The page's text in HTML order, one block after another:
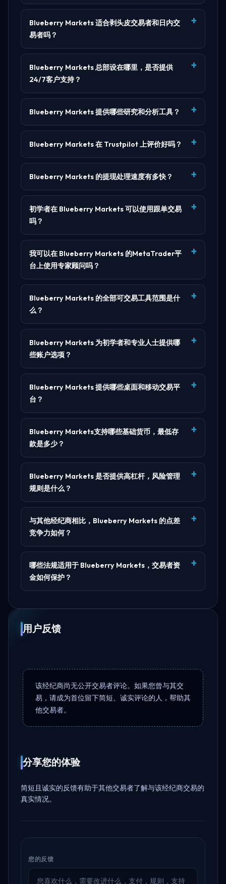
Blueberry Markets 适合剥头皮交易者和日内交
易者吗？
Blueberry Markets 总部设在哪里，是否提供
24/7客户支持？
Blueberry Markets 提供哪些研究和分析工具？
Blueberry Markets 在 Trustpilot 上评价好吗？
Blueberry Markets 的提现处理速度有多快？
初学者在 Blueberry Markets 可以使用跟单交易
吗？
我可以在 Blueberry Markets 的MetaTrader平
台上使用专家顾问吗？
Blueberry Markets 的全部可交易工具范围是什
么？
Blueberry Markets 为初学者和专业人士提供哪
些账户选项？
Blueberry Markets 提供哪些桌面和移动交易平
台？
Blueberry Markets支持哪些基础货币，最低存
款是多少？
Blueberry Markets 是否提供高杠杆，风险管理
规则是什么？
与其他经纪商相比，Blueberry Markets 的点差
竞争力如何？
哪些法规适用于 Blueberry Markets，交易者资
金如何保护？
用户反馈
该经纪商尚无公开交易者评论。如果您曾与其交
易，请成为首位留下简短、诚实评论的人，帮助其
他交易者。
分享您的体验
简短且诚实的反馈有助于其他交易者了解与该经纪商交易的
真实情况。
您的反馈